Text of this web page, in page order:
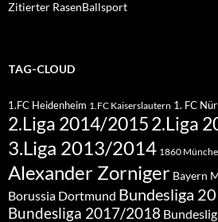
Zitierter RasenBallsport
TAG-CLOUD
1.FC Heidenheim 1.FC Kaiserslautern 1. FC
2.Liga 2014/20152.Liga
3.Liga 2013/2014 1860
Alexander Zorniger Bayern
Borussia Dortmund Bundesliga
Bundesliga 2017/2018